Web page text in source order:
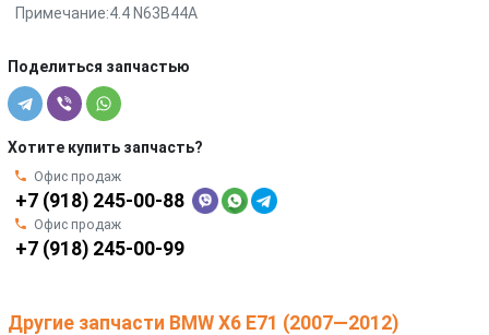
Примечание:4.4 N63B44A
Поделиться запчастью
Хотите купить запчасть?
Офис продаж
+7 (918) 245-00-88
Офис продаж
+7 (918) 245-00-99
Другие запчасти BMW X6 E71 (2007—2012)